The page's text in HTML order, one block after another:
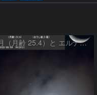
月（月齢 25.4）と エルナト（おうし座β星）